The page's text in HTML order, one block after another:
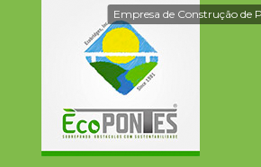
Empresa de Construção de